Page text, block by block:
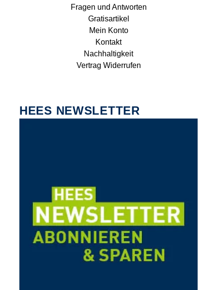
Fragen und Antworten
Gratisartikel
Mein Konto
Kontakt
Nachhaltigkeit
Vertrag Widerrufen
HEES NEWSLETTER